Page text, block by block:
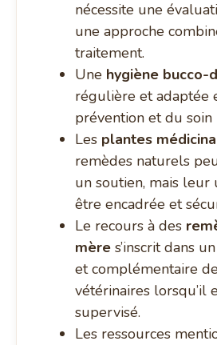
nécessite une
une approche
traitement.
Une hygiène bucco-
régulière et adaptée
prévention et du soin
Les plantes
remèdes naturels
un soutien, mais leur
être encadrée et
Le recours à des
mère s’inscrit dans
et complémentaire
vétérinaires lorsqu’il
supervisé.
Les ressources